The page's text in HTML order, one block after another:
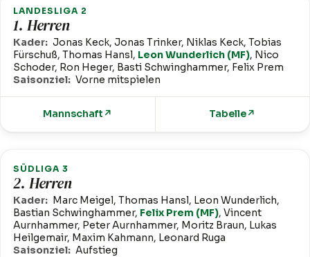
LANDESLIGA 2
1. Herren
Kader: Jonas Keck, Jonas Trinker, Niklas Keck, Tobias
Fürschuß, Thomas Hansl, Leon Wunderlich (MF), Nico
Schoder, Ron Heger, Basti Schwinghammer, Felix Prem
Saisonziel: Vorne mitspielen
Mannschaft ↗ Tabelle↗
SÜDLIGA 3
2. Herren
Kader: Marc Meigel, Thomas Hansl, Leon Wunderlich,
Bastian Schwinghammer, Felix Prem (MF), Vincent
Aurnhammer, Peter Aurnhammer, Moritz Braun, Lukas
Heilgemair, Maxim Kahmann, Leonard Ruga
Saisonziel: Aufstieg